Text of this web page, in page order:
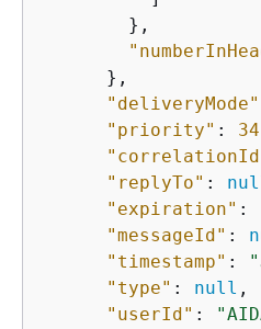
        },
      },
"deliveryMode"
"priority" : 34
"replyTo" :
"expiration" :
"messageId" :
"timestamp" :
"type" : null ,
"userId" :